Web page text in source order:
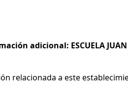
adicional: ESCUELA JUAN
relacionada a este